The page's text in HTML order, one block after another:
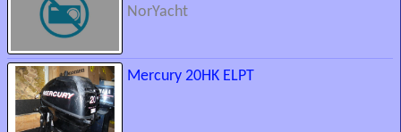
NorYacht
Mercury 20HK ELPT